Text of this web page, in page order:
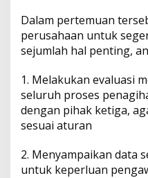
T
o
y
t
A
s
a
Dalam pertemuan
perusahaan untuk
sejumlah hal penting,
1. Melakukan evaluasi
seluruh proses
dengan pihak ketiga,
sesuai aturan
2. Menyampaikan data
untuk keperluan